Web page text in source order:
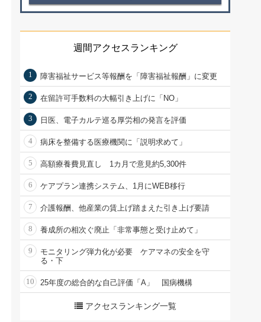
週間アクセスランキング
1 障害福祉サービス等報酬を「障害福祉報酬」に変更
2 在留許可手数料の大幅引き上げに「NO」
3 日医、電子カルテ巡る厚労相の発言を評価
4 病床を整備する医療機関に「説明求めて」
5 高額療養費見直し 1カ月で意見約5,300件
6 ケアプラン連携システム、1月にWEB移行
7 介護報酬、他産業の賃上げ踏まえた引き上げ要請
8 養成所の相次ぐ廃止「非常事態と受け止めて」
9
モニタリング弾力化が必要 ケアマネの安全を守
る・下
10 25年度の総合的な自己評価「A」 国病機構
アクセスランキング一覧